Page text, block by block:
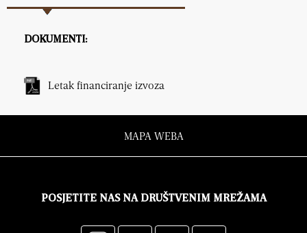
DOKUMENTI:
Letak financiranje izvoza
MAPA WEBA
POSJETITE NAS NA DRUŠTVENIM MREŽAMA